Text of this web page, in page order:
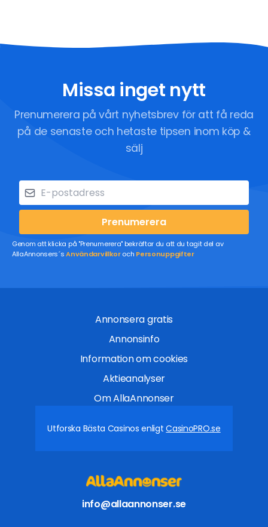
Missa inget nytt
Prenumerera på vårt nyhetsbrev för att få reda
på de senaste och hetaste tipsen inom köp &
sälj
Prenumerera
Genom att klicka på "Prenumerera" bekräftar du att du tagit del av
AllaAnnonsers´sAnvändarvillkoroch Personuppgifter
Annonsera gratis
Annonsinfo
Information om cookies
Aktieanalyser
Om AllaAnnonser
Utforska Bästa Casinos enligtCasinoPRO.se
info@allaannonser.se